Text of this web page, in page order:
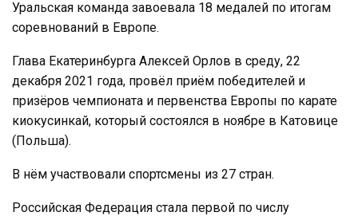
Уральская команда завоевала 18 медалей по итогам
соревнований в Европе.
Глава Екатеринбурга Алексей Орлов в среду, 22
декабря 2021 года, провёл приём победителей и
призёров чемпионата и первенства Европы по карате
киокусинкай, который состоялся в ноябре в Катовице
(Польша).
В нём участвовали спортсмены из 27 стран.
Российская Федерация стала первой по числу